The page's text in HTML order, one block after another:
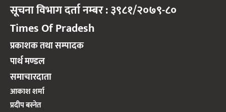
सूचना विभाग दर्ता नम्बर : ३९८१/२०७९-८०
Times Of Pradesh
प्रकाशक तथा सम्पादक
पार्थ मण्डल
समाचारदाता
आकाश शर्मा
प्रदीप बस्नेत